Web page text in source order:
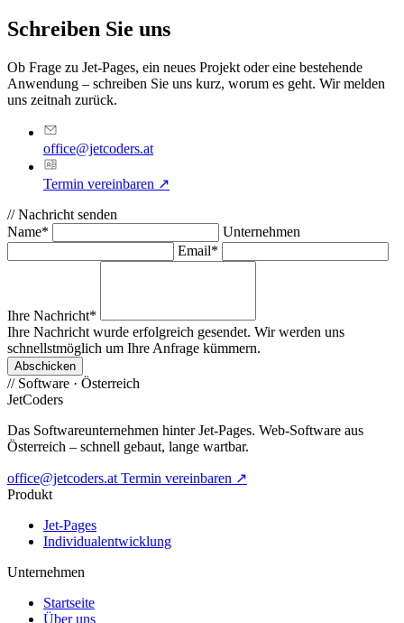
Schreiben Sie uns
Ob Frage zu Jet-Pages, ein neues Projekt oder eine bestehende
Anwendung – schreiben Sie uns kurz, worum es geht. Wir melden
uns zeitnah zurück.
office@jetcoders.at
Termin vereinbaren ↗
//Nachricht senden
Name*
Unternehmen
Email*
Ihre Nachricht*
Ihre Nachricht wurde erfolgreich gesendet. Wir werden uns
schnellstmöglich um Ihre Anfrage kümmern.
Abschicken
// Software · Österreich
JetCoders
Das Softwareunternehmen hinter Jet-Pages. Web-Software aus
Österreich – schnell gebaut, lange wartbar.
office@jetcoders.at Termin vereinbaren ↗
Produkt
Jet-Pages
Individualentwicklung
Unternehmen
Startseite
Über uns